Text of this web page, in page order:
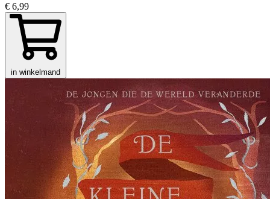
€ 6,99
in winkelmand